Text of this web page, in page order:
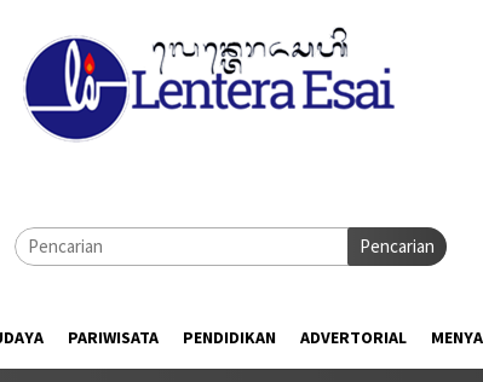
Pencarian
PARIWISATA PENDIDIKAN ADVERTORIAL